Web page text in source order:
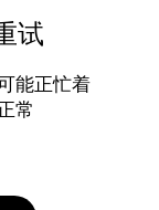
试
能正忙着
常